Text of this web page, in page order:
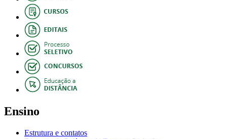
Ensino
Estrutura e contatos